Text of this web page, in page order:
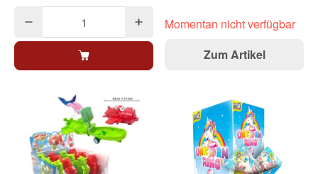
Momentan nicht verfügbar
Zum Artikel